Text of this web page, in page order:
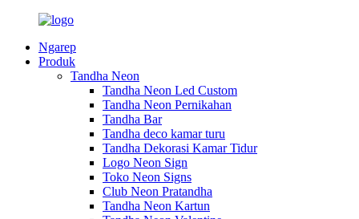
Ngarep
Produk
Tandha Neon
Tandha Neon Led Custom
Tandha Neon Pernikahan
Tandha Bar
Tandha deco kamar turu
Tandha Dekorasi Kamar Tidur
Logo Neon Sign
Toko Neon Signs
Club Neon Pratandha
Tandha Neon Kartun